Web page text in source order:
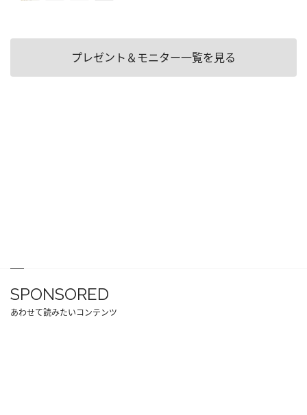
プレゼント＆モニター一覧を見る
SPONSORED
あわせて読みたいコンテンツ